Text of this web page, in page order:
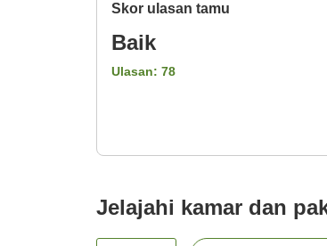
Skor ulasan tamu
Baik
Ulasan: 78
Jelajahi kamar dan